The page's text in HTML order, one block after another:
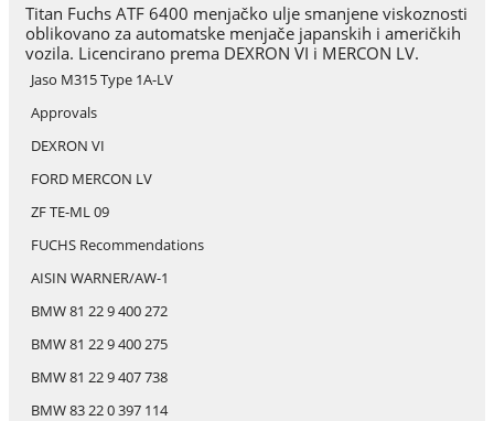
Titan Fuchs ATF 6400 menjačko ulje smanjene viskoznosti
oblikovano za automatske menjače japanskih i američkih
vozila. Licencirano prema DEXRON VI i MERCON LV.
Jaso M315 Type 1A-LV
Approvals
DEXRON VI
FORD MERCON LV
ZF TE-ML 09
FUCHS Recommendations
AISIN WARNER/AW-1
BMW 81 22 9 400 272
BMW 81 22 9 400 275
BMW 81 22 9 407 738
BMW 83 22 0 397 114